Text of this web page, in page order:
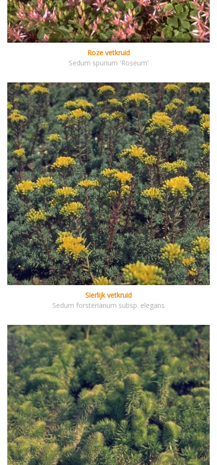
Roze vetkruid
Sedum spurium 'Roseum'
Sierlijk vetkruid
Sedum forsterianum subsp. elegans